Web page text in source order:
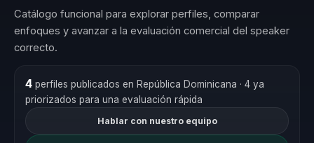
Catálogo funcional para explorar perfiles, comparar
enfoques y avanzar a la evaluación comercial del speaker
correcto.
4perfiles publicados en República Dominicana · 4 ya
priorizados para una evaluación rápida
Hablar con nuestro equipo